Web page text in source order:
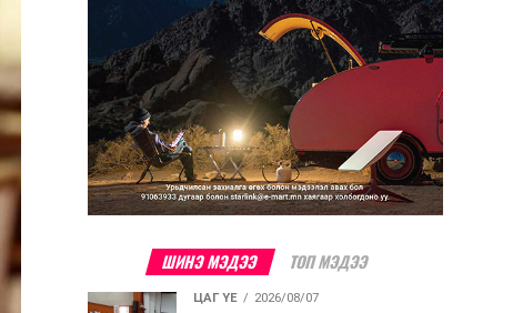
ШИНЭ МЭДЭЭ ТОП МЭДЭЭ
ЦАГ ҮЕ 2026/08/07